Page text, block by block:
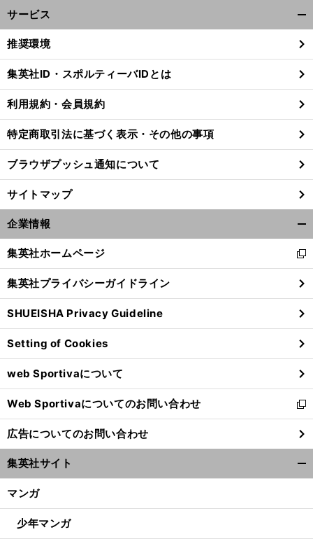
サービス
閉
る
推奨環境
集英社ID・スポルティーバIDとは
利用規約・会員規約
特定商取引法に基づく表示・その他の事項
ブラウザプッシュ通知について
サイトマップ
企業情報
閉
る
集英社ホームページ
新
し
い
ウ
ィ
ン
ド
ウ
で
開
く
集英社プライバシーガイドライン
SHUEISHA Privacy Guideline
Setting of Cookies
web Sportivaについて
Web Sportivaについてのお問い合わせ
新
し
い
ウ
ィ
ン
ウ
開
広告についてのお問い合わせ
集英社サイト
マンガ
少年マンガ